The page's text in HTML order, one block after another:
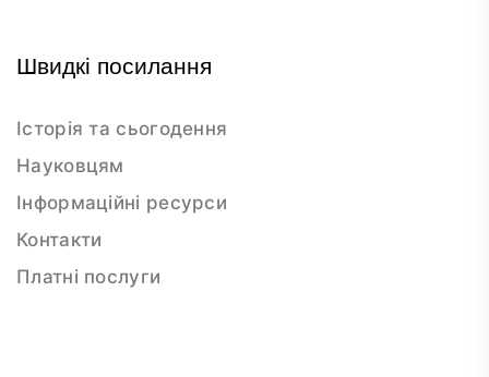
Швидкі посилання
Історія та сьогодення
Науковцям
Інформаційні ресурси
Контакти
Платні послуги